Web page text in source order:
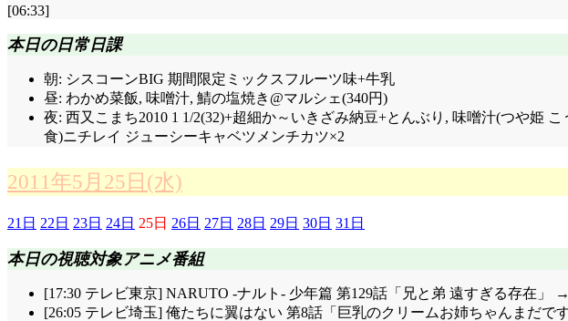
[06:33]
本日の日常日課
朝: シスコーンBIG 期間限定ミックスフルーツ味+牛乳
昼: わかめ菜飯, 味噌汁, 鯖の塩焼き@マルシェ(340円)
夜: 西又こまち2010 1 1/2(32)+超細か～いきざみ納豆+とんぶり, 味噌汁(つや姫
食)ニチレイ ジューシーキャベツメンチカツ×2
2011年5月25日(水)
21日 22日 23日 24日 25日 26日 27日 28日 29日 30日 31日
本日の視聴対象アニメ番組
[17:30 テレビ東京] NARUTO -ナルト- 少年篇 第129話「兄と弟 遠すぎる存在」
[26:05 テレビ埼玉] 俺たちに翼はない 第8話「巨乳のクリームお姉ちゃんまだで